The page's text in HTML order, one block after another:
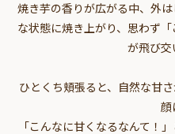
焼き芋の香りが広がる中、外
な状態に焼き上がり、思わず
が飛び交
ひとくち頬張ると、自然な甘
顔
「こんなに甘くなるなんて！